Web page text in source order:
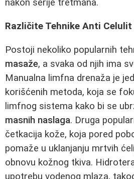
nakon serije tretmana.
Različite Tehnike Anti Celulit
Postoji nekoliko popularnih
masaže, a svaka od njih ima
Manualna limfna drenaža je
korišćenih metoda, koja se
limfnog sistema kako bi se
masnih naslaga. Druga
četkacija kože, koja pored
pomaže u uklanjanju mrtvih
obnovu kožnog tkiva.
upotrebu vodenog mlaza,